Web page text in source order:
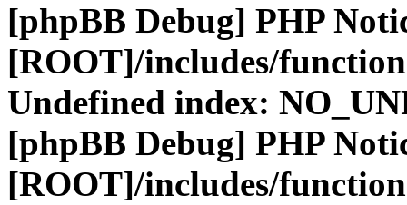
[phpBB Debug] PHP
[ROOT]/includes/
Undefined index:
[phpBB Debug] PHP
[ROOT]/includes/